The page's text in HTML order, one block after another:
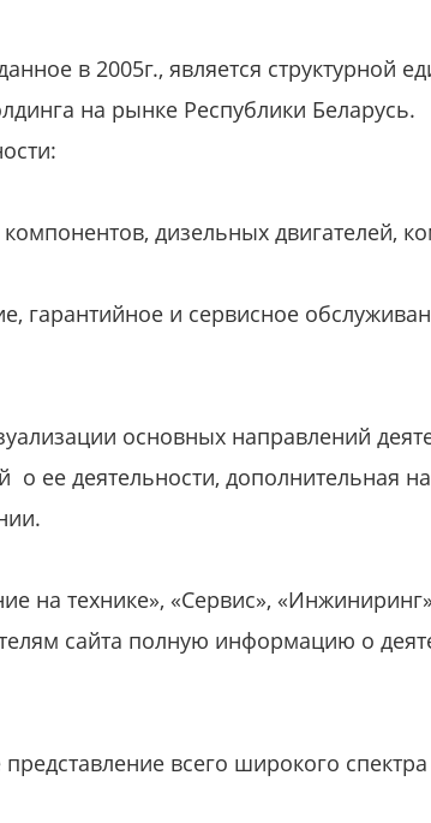
в 2005г., является структурной
на рынке Республики Беларусь.
дизельных двигателей,
гарантийное и сервисное
основных направлений
ее деятельности, дополнительная
на технике», «Сервис»,
сайта полную информацию о
всего широкого